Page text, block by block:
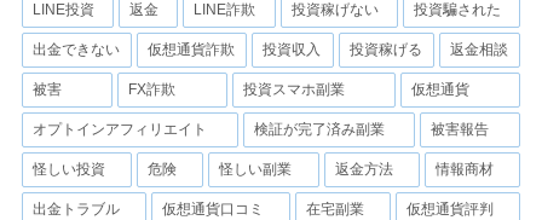
LINE投資 返金 LINE詐欺 投資稼げない 投資騙された
出金できない 仮想通貨詐欺 投資収入 投資稼げる 返金相談
被害 FX詐欺 投資スマホ副業 仮想通貨
オプトインアフィリエイト 検証が完了済み副業 被害報告
怪しい投資 危険 怪しい副業 返金方法 情報商材
出金トラブル 仮想通貨口コミ 在宅副業 仮想通貨評判